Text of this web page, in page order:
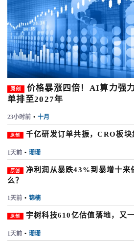
原创
价格暴涨四倍！AI算力强
单排至2027年
23小时前 • 十月
原创 千亿研发订单共振，CRO板块
1天前 • 珊珊
原创
净利润从暴跌43%到暴增十来
么？
1天前 • 锦楠
原创 宇树科技610亿估值落地，又
1天前 • 珊珊